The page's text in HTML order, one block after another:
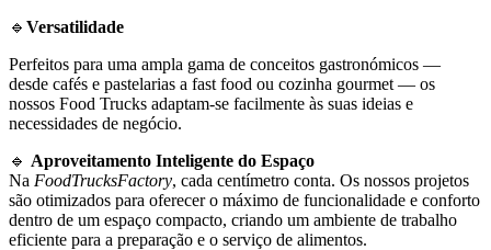
🔹 Versatilidade
Perfeitos para uma ampla gama de conceitos gastronómicos —
desde cafés e pastelarias a fast food ou cozinha gourmet — os
nossos Food Trucks adaptam-se facilmente às suas ideias e
necessidades de negócio.
🔹 Aproveitamento Inteligente do Espaço
Na FoodTrucksFactory, cada centímetro conta. Os nossos projetos
são otimizados para oferecer o máximo de funcionalidade e conforto
dentro de um espaço compacto, criando um ambiente de trabalho
eficiente para a preparação e o serviço de alimentos.